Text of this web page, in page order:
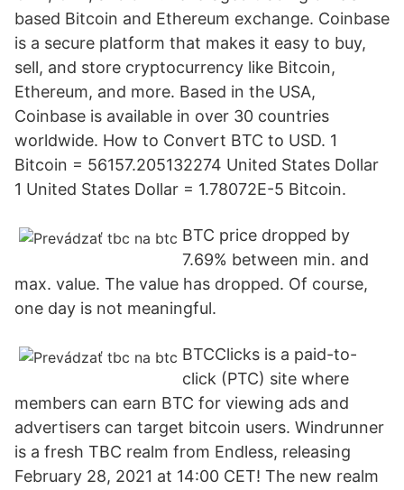
based Bitcoin and Ethereum exchange. Coinbase
is a secure platform that makes it easy to buy,
sell, and store cryptocurrency like Bitcoin,
Ethereum, and more. Based in the USA,
Coinbase is available in over 30 countries
worldwide. How to Convert BTC to USD. 1
Bitcoin = 56157.205132274 United States Dollar
1 United States Dollar = 1.78072E-5 Bitcoin.
BTC price dropped by
7.69% between min. and
max. value. The value has dropped. Of course,
one day is not meaningful.
BTCClicks is a paid-to-
click (PTC) site where
members can earn BTC for viewing ads and
advertisers can target bitcoin users. Windrunner
is a fresh TBC realm from Endless, releasing
February 28, 2021 at 14:00 CET! The new realm